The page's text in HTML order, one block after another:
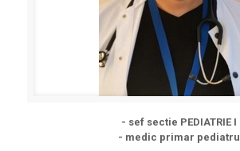
- sef sectie PEDIATRIE I
- medic primar pediatru